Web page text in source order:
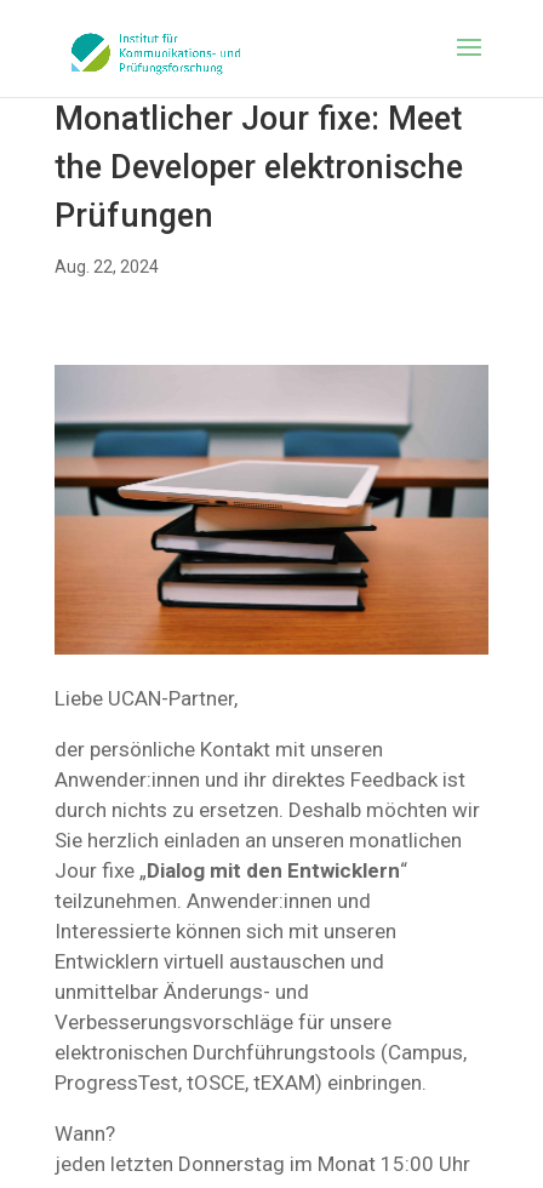
Monatlicher Jour fixe: Meet
the Developer elektronische
Prüfungen
Aug. 22, 2024
Liebe UCAN-Partner,
der persönliche Kontakt mit unseren
Anwender:innen und ihr direktes Feedback ist
durch nichts zu ersetzen. Deshalb möchten wir
Sie herzlich einladen an unseren monatlichen
Jour fixe „Dialog mit den Entwicklern“
teilzunehmen. Anwender:innen und
Interessierte können sich mit unseren
Entwicklern virtuell austauschen und
unmittelbar Änderungs- und
Verbesserungsvorschläge für unsere
elektronischen Durchführungstools (Campus,
ProgressTest, tOSCE, tEXAM) einbringen.
Wann?
jeden letzten Donnerstag im Monat 15:00 Uhr